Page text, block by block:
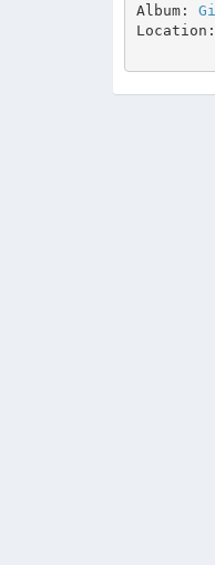
Album:
Location: